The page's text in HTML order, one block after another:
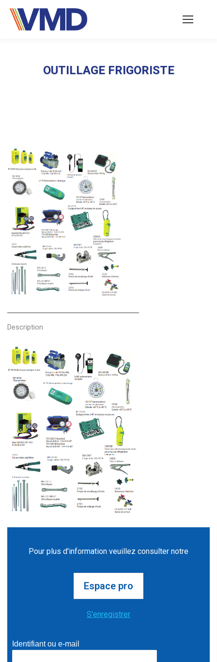
OUTILLAGE FRIGORISTE
Description
Pour plus d'information veuillez consulter notre
Espace pro
S'enregistrer
Identifiant ou e-mail